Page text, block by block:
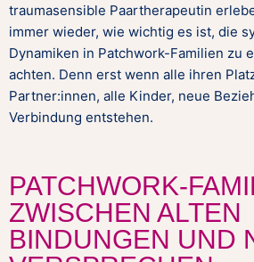
traumasensible Paartherapeutin
immer wieder, wie wichtig es ist, die
Dynamiken in Patchwork-Familien zu
achten. Denn erst wenn alle ihren
Partner:innen, alle Kinder, neue
Verbindung entstehen.
PATCHWORK-
ZWISCHEN ALTEN
BINDUNGEN UND